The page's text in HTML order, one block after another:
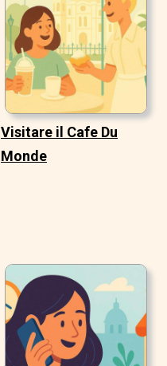
Visitare il Cafe Du
Monde